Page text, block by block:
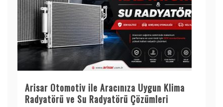
Arisar Otomotiv ile Aracınıza Uygun Klima
Radyatörü ve Su Radyatörü Çözümleri